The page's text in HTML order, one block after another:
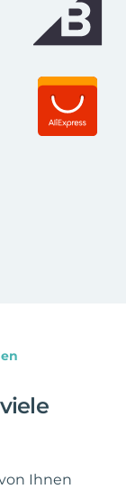
Ihnen